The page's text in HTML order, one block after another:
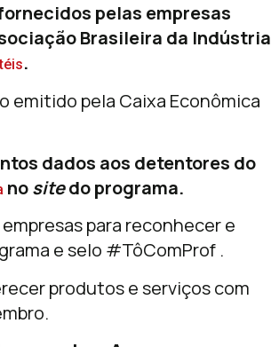
pelas empresas
Brasileira da Indústria
.
emitido pela Caixa Econômica
dados aos detentores do
nositedo programa.
para reconhecer e
e selo #TôComProf .
produtos e serviços com